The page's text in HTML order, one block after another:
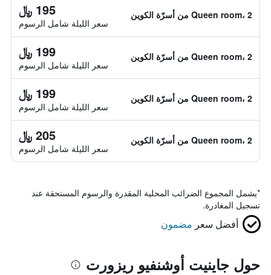
Queen room، 2 من أسرّة الكوين 195 ﷼
سعر الليلة شامل الرسوم
Queen room، 2 من أسرّة الكوين 199 ﷼
سعر الليلة شامل الرسوم
Queen room، 2 من أسرّة الكوين 199 ﷼
سعر الليلة شامل الرسوم
Queen room، 2 من أسرّة الكوين 205 ﷼
سعر الليلة شامل الرسوم
*يشمل المجموع الضرائب المحلية المقدرة والرسوم المستحقة عند
تسجيل المغادرة.
أفضل سعر مضمون
حول جاينيت أوشنفيو ريزورت